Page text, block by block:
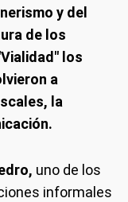
y del
de los
los
a
la
uno de los
informales